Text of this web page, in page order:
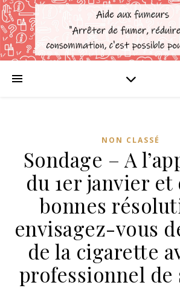
NON CLASSÉ
Sondage – A
du 1er janvier et
bonnes
envisagez-vous
de la cigarette
professionnel de